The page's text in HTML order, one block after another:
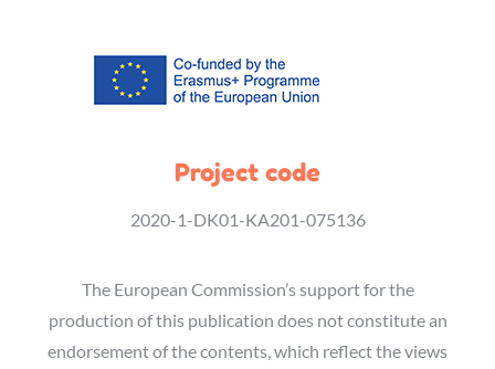
Project code
2020-1-DK01-KA201-075136
The European Commission’s support for the
production of this publication does not constitute an
endorsement of the contents, which reflect the views